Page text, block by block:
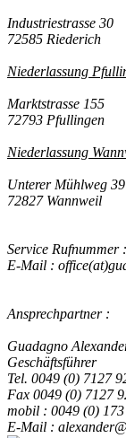
Industriestrasse 30
72585 Riederich
Niederlassung
Marktstrasse 155
72793 Pfullingen
Niederlassung
Unterer Mühlweg 39
72827 Wannweil
Service Rufnummer
E-Mail :
Ansprechpartner :
Guadagno
Geschäftsführer
Tel. 0049 (0) 7127
Fax 0049 (0) 7127
mobil : 0049 (0)
E-Mail :